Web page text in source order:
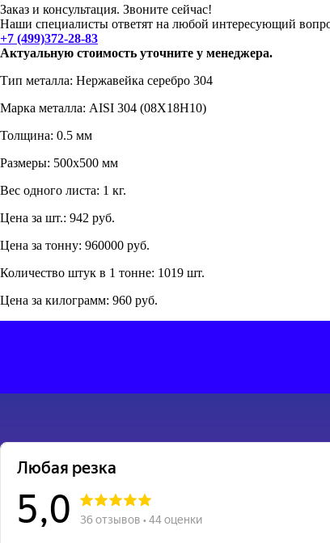
Заказ и консультация. Звоните сейчас!
Наши специалисты ответят на любой интересующий
+7 (499)372-28-83
Актуальную стоимость уточните у менеджера.
Тип металла: Нержавейка серебро 304
Марка металла: AISI 304 (08Х18Н10)
Толщина: 0.5 мм
Размеры: 500х500 мм
Вес одного листа: 1 кг.
Цена за шт.: 942 руб.
Цена за тонну: 960000 руб.
Количество штук в 1 тонне: 1019 шт.
Цена за килограмм: 960 руб.
Яндекс - Отзывы